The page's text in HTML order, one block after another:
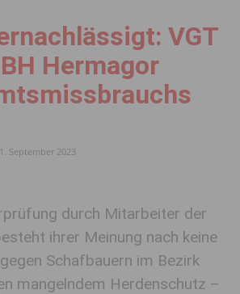
VGT
Hermagor
September 2023
durch Mitarbeiter der
ihrer Meinung nach keine
Schafbauern im Bezirk
mangelndem Herdenschutz –